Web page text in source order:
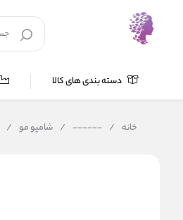
دسته بندی های کالا
خانه /
------
/ شامپو مو /